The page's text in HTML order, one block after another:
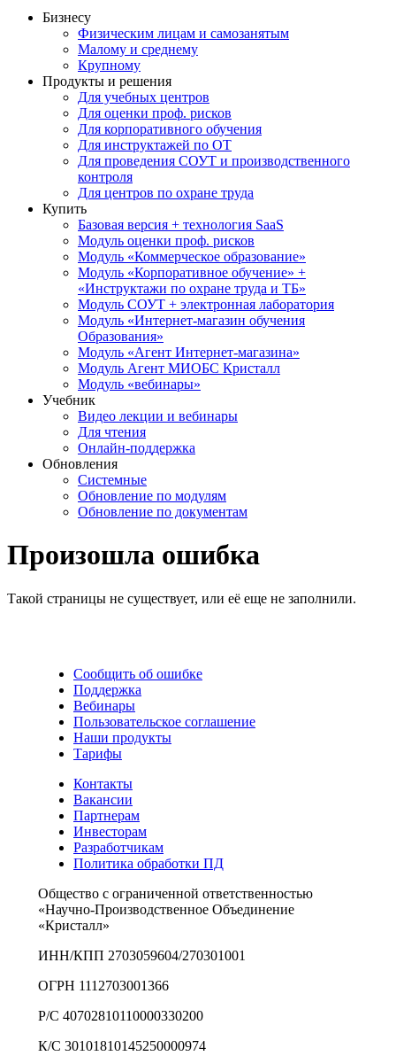
Бизнесу
Физическим лицам и самозанятым
Малому и среднему
Крупному
Продукты и решения
Для учебных центров
Для оценки проф. рисков
Для корпоративного обучения
Для инструктажей по ОТ
Для проведения СОУТ и производственного
контроля
Для центров по охране труда
Купить
Базовая версия + технология SaaS
Модуль оценки проф. рисков
Модуль «Коммерческое образование»
Модуль «Корпоративное обучение» +
«Инструктажи по охране труда и ТБ»
Модуль СОУТ + электронная лаборатория
Модуль «Интернет-магазин обучения
Образования»
Модуль «Агент Интернет-магазина»
Модуль Агент МИОБС Кристалл
Модуль «вебинары»
Учебник
Видео лекции и вебинары
Для чтения
Онлайн-поддержка
Обновления
Системные
Обновление по модулям
Обновление по документам
Произошла ошибка
Такой страницы не существует, или её еще не заполнили.
Сообщить об ошибке
Поддержка
Вебинары
Пользовательское соглашение
Наши продукты
Тарифы
Контакты
Вакансии
Партнерам
Инвесторам
Разработчикам
Политика обработки ПД
Общество с ограниченной ответственностью
«Научно-Производственное Объединение
«Кристалл»
ИНН/КПП 2703059604/270301001
ОГРН 1112703001366
Р/С 40702810110000330200
К/С 30101810145250000974